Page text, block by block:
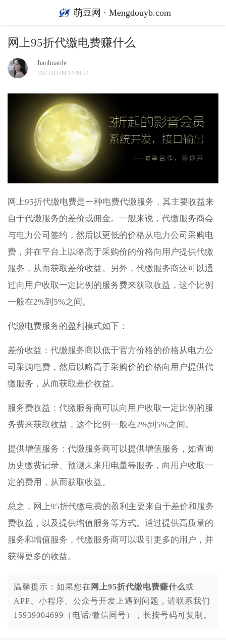
萌豆网 · Mengdouyb.com
网上95折代缴电费赚什么
banhuanle
2023-03-09 14:39:24
网上95折代缴电费是一种电费代缴服务，其主要收益来
自于代缴服务的差价或佣金。一般来说，代缴服务商会
与电力公司签约，然后以更低的价格从电力公司采购电
费，并在平台上以略高于采购价的价格向用户提供代缴
服务，从而获取差价收益。另外，代缴服务商还可以通
过向用户收取一定比例的服务费来获取收益，这个比例
一般在2%到5%之间。
代缴电费服务的盈利模式如下：
差价收益：代缴服务商以低于官方价格的价格从电力公
司采购电费，然后以略高于采购价的价格向用户提供代
缴服务，从而获取差价收益。
服务费收益：代缴服务商可以向用户收取一定比例的服
务费来获取收益，这个比例一般在2%到5%之间。
提供增值服务：代缴服务商可以提供增值服务，如查询
历史缴费记录、预测未来用电量等服务，向用户收取一
定的费用，从而获取收益。
总之，网上95折代缴电费的盈利主要来自于差价和服务
费收益，以及提供增值服务等方式。通过提供高质量的
服务和增值服务，代缴服务商可以吸引更多的用户，并
获得更多的收益。
温馨提示：如果您在 网上95折代缴电费赚什么或
APP、小程序、公众号开发上遇到问题，请联系我们
15939004699（电话/微信同号），长按号码可复制。